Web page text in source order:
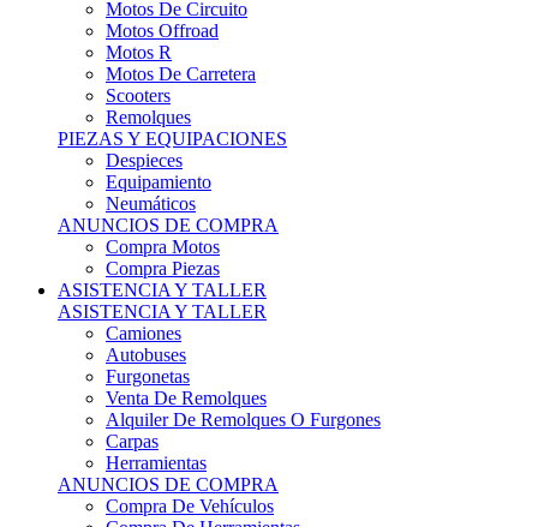
Motos R
Motos De Carretera
Scooters
Remolques
PIEZAS Y EQUIPACIONES
Despieces
Equipamiento
Neumáticos
ANUNCIOS DE COMPRA
Compra Motos
Compra Piezas
ASISTENCIA Y TALLER
ASISTENCIA Y TALLER
Camiones
Autobuses
Furgonetas
Venta De Remolques
Alquiler De Remolques O Furgones
Carpas
Herramientas
ANUNCIOS DE COMPRA
Compra De Vehículos
Compra De Herramientas